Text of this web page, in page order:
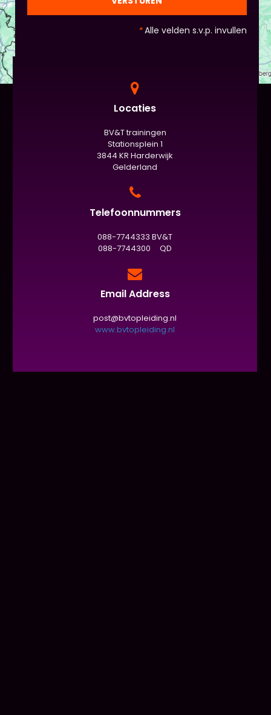
nog met spiekbriefje). - Vergeet het
evaluatieformulier niet :)
*Alle velden s.v.p. invullen
Locaties
BV&T trainingen
Stationsplein 1
3844 KR Harderwijk
Gelderland
Telefoonnummers
088-7744333 BV&T
088-7744300 QD
Email Address
post@bvtopleiding.nl
www.bvtopleiding.nl